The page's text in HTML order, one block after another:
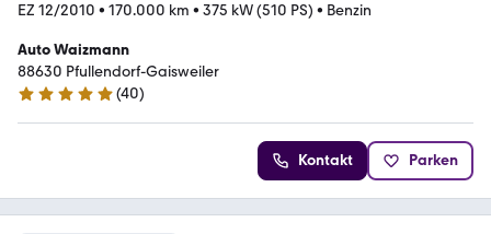
EZ 12/2010 • 170.000 km • 375 kW (510 PS) • Benzin
Auto Waizmann
88630 Pfullendorf-Gaisweiler
5 Sterne
(40)
Kontakt Parken